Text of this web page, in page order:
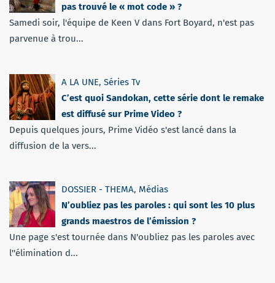
pas trouvé le « mot code » ?
Samedi soir, l'équipe de Keen V dans Fort Boyard, n'est pas
parvenue à trou...
A LA UNE, Séries Tv
C’est quoi Sandokan, cette série dont le remake
est diffusé sur Prime Video ?
Depuis quelques jours, Prime Vidéo s'est lancé dans la
diffusion de la vers...
DOSSIER - THEMA, Médias
N’oubliez pas les paroles : qui sont les 10 plus
grands maestros de l’émission ?
Une page s'est tournée dans N'oubliez pas les paroles avec
l''élimination d...